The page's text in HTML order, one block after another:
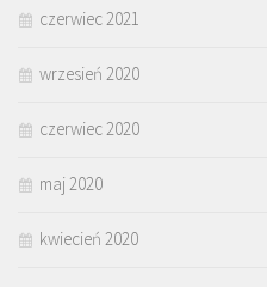
czerwiec 2021
wrzesień 2020
czerwiec 2020
maj 2020
kwiecień 2020